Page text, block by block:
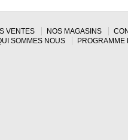
VENTES NOS MAGASINS
SOMMES NOUS PROGRAMME